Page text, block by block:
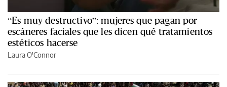
“Es muy destructivo”: mujeres que pagan por
escáneres faciales que les dicen qué tratamientos
estéticos hacerse
Laura O'Connor